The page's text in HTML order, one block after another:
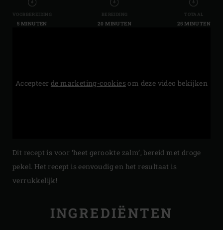
VOORBEREIDING
5 MINUTEN
BEREIDING
20 MINUTEN
TOTAAL
25 MINUTEN
Accepteer de marketing-cookies om deze video bekijken
Dit recept is voor ‘heet gerookte zalm’, bereid met droge
pekel. Het recept is eenvoudig en het resultaat is
verrukkelijk!
INGREDIËNTEN